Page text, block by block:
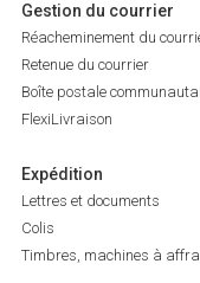
Gestion du courrier
Réacheminement du
Retenue du courrier
Boîte postale
FlexiLivraison
Expédition
Lettres et documents
Colis
Timbres, machines à